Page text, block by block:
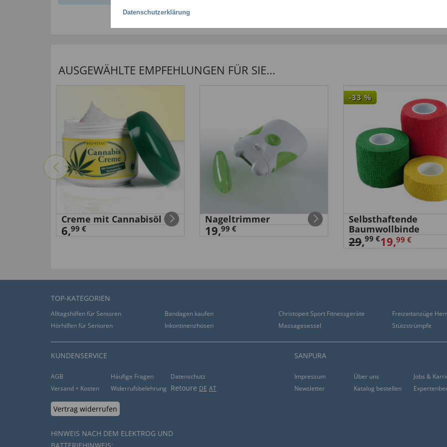
AUSGEWÄHLTE EMPFEHLUNGEN FÜR SIE...
Creme mit Cannabisöl
6,99 €
Nageltrimmer
19,99 €
-33 %
Selbsthaftende
Baumwollbinde
29,99 €19,99 €
TOP-KATEGORIEN
Alltagshilfen für Senioren Bandagen kaufen Christopeit Sport Fitnessgeräte Freizeitanzüge
Hörhilfen für Senioren
Inkontinenzhosen Massagesessel Stützstrümpfe
KUNDENSERVICE
AGB Häufige Fragen
Datenschutz
Versand + Kosten
Widerrufsbelehrung Retoure DE AT
Vertrag widerrufen
HINWEIS NACH DEM ELEKTROG UND
SANPURA
Impressum Über uns
Jobs &
Newsletter
Katalog bestellen
Datenschutzerklärung